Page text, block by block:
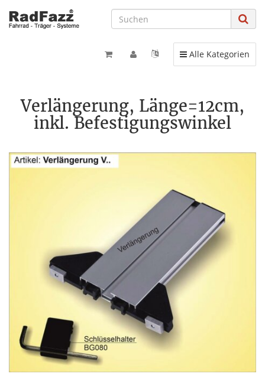
Toggle navigation
Alle Kategorien
Verlängerung, Länge=12cm,
inkl. Befestigungswinkel